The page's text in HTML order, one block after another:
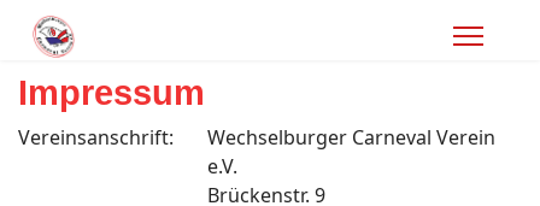
Impressum
Vereinsanschrift:
Wechselburger Carneval Verein
e.V.
Brückenstr. 9